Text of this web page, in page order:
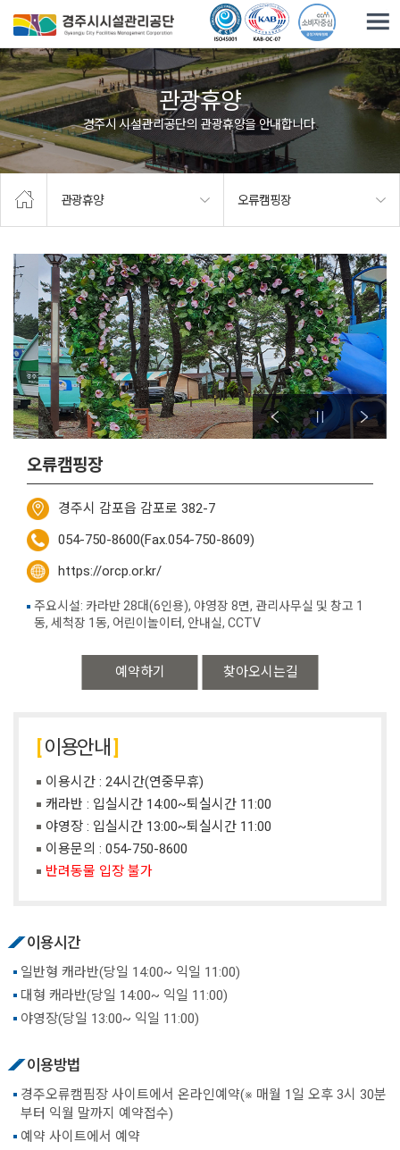
관광휴양
경주시 시설관리공단의 관광휴양을 안내합니다.
관광휴양 오류캠핑장
오류캠핑장
경주시 감포읍 감포로 382-7
054-750-8600(Fax.054-750-8609)
https://orcp.or.kr/
예약하기 찾아오시는길
주요시설: 카라반 28대(6인용), 야영장 8면, 관리사무실 및 창고 1
동, 세척장 1동, 어린이놀이터, 안내실, CCTV
이용안내
이용시간 : 24시간(연중무휴)
캐라반 : 입실시간 14:00~퇴실시간 11:00
야영장 : 입실시간 13:00~퇴실시간 11:00
이용문의 : 054-750-8600
반려동물 입장 불가
이용시간
일반형 캐라반(당일 14:00~ 익일 11:00)
대형 캐라반(당일 14:00~ 익일 11:00)
야영장(당일 13:00~ 익일 11:00)
이용방법
경주오류캠핌장 사이트에서 온라인예약(※ 매월 1일 오후 3시 30분
부터 익월 말까지 예약접수)
예약 사이트에서 예약